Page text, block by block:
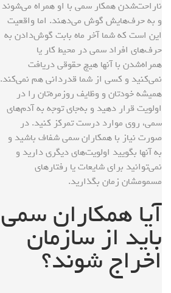
ناراحت‌شدن همکار سمی با او همراه می‌شوند
و به حرف‌هایش گوش می‌دهند. اما واقعیت
این است که شما آخر ماه بابت گوش‌دادن به
حرف‌های افراد سمی در محیط کار یا
همراه‌شدن با آنها هیچ حقوقی دریافت
نمی‌کنید و کسی از شما قدردانی هم نمی‌کند.
همیشه خودتان و وظایف روزمره‌تان را در
اولویت قرار دهید و به‌جای توجه به آدم‌های
سمی، روی موارد درست تمرکز کنید. در
صورت نیاز با همکاران سمی شفاف باشید و
به آنها بگویید اولویت‌های دیگری دارید و
نمی‌توانید برای شایعات یا رفتارهای
مسمومشان زمان بگذارید.
آیا همکاران سمی
باید از سازمان
اخراج شوند؟